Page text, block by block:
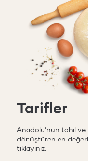
Tarifler
Anadolu’nun tahıl
dönüştüren en
tıklayınız.